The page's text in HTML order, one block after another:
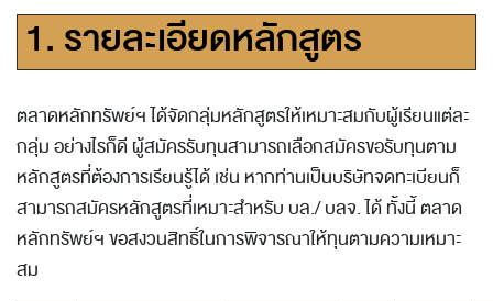
1. รายละเอียดหลักสูตร
ตลาดหลักทรัพย์ฯ ได้จัดกลุ่มหลักสูตรให้เหมาะสมกับผู้เรียนแต่ละ
กลุ่ม อย่างไรก็ดี ผู้สมัครรับทุนสามารถเลือกสมัครขอรับทุนตาม
หลักสูตรที่ต้องการเรียนรู้ได้ เช่น หากท่านเป็นบริษัทจดทะเบียนก็
สามารถสมัครหลักสูตรที่เหมาะสำหรับ บล./ บลจ. ได้ ทั้งนี้ ตลาด
หลักทรัพย์ฯ ขอสงวนสิทธิ์ในการพิจารณาให้ทุนตามความเหมาะ
สม